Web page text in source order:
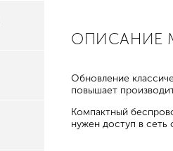
ОПИСАНИЕ
Обновление
повышает
Компактный
нужен доступ в сеть